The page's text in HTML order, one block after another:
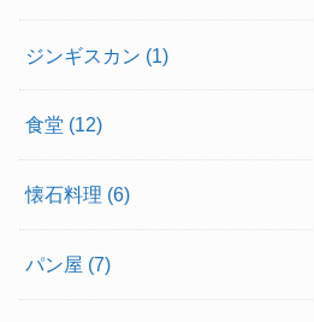
ジンギスカン (1)
食堂 (12)
懐石料理 (6)
パン屋 (7)